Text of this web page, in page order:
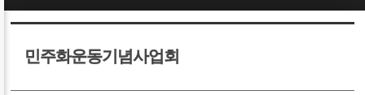
민주화운동기념사업회
Sketchbook5, 스케치북5
Sketchbook5, 스케치북5